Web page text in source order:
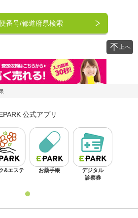
番号/都道府県検索
上へ